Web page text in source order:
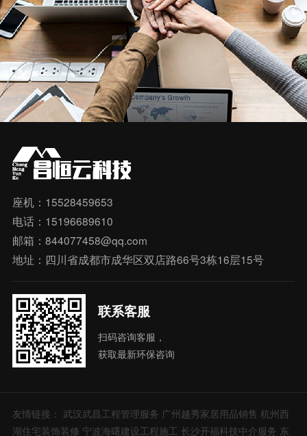
座机：15528459653
电话：15196689610
邮箱：844077458@qq.com
地址：四川省成都市成华区双店路66号3栋16层15号
联系客服
扫码咨询客服，
获取最新环保咨询
友情链接： 武汉武昌工程管理服务 广州越秀家居用品销售 杭州西
湖住宅装饰装修 宁波海曙建设工程施工 长沙开福科技中介服务 东